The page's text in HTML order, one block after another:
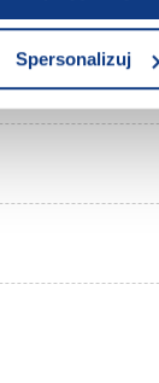
Spersonalizuj